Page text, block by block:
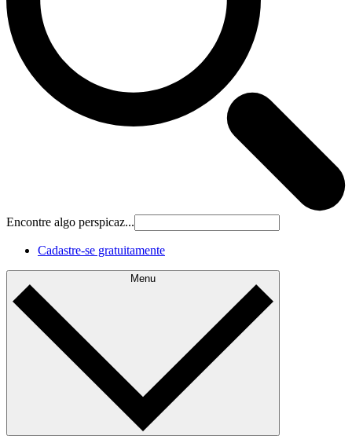
Encontre algo perspicaz...
Cadastre‐se gratuitamente
Menu